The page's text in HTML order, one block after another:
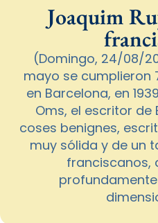
Joaquim
(Domingo, 24/08/
mayo se cumplieron
en Barcelona, en
Oms, el escritor de
coses benignes,
muy sólida y de un
franciscanos,